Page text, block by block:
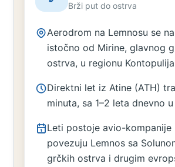
Brži put do ostrva
Aerodrom na Lemnosu se
istočno od Mirine, glavnog
ostrva, u regionu
Direktni let iz Atine (ATH)
minuta, sa 1–2 leta dnevno
Leti postoje avio-
povezuju Lemnos sa
grčkih ostrva i drugim